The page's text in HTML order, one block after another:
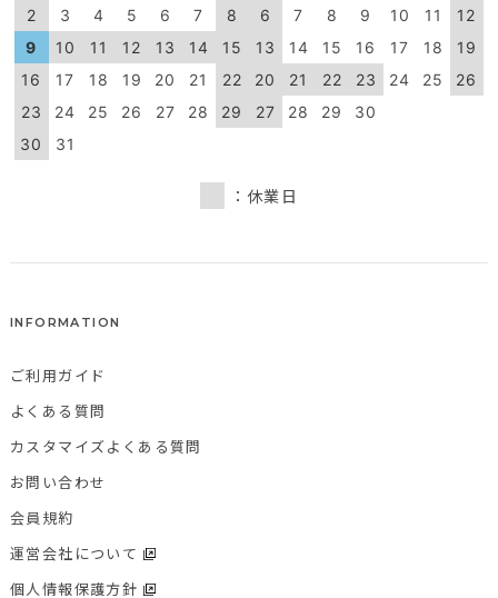
2
3 4 5 6 7
8
9
10 11 12 13 14
15
16
17 18 19 20 21
22
23
24 25 26 27 28
29
30
31
6
7 8 9 10 11
12
13
14 15 16 17 18
19
20
21 22 23 24 25
26
27
28 29 30
：休業日
INFORMATION
ご利用ガイド
よくある質問
カスタマイズよくある質問
お問い合わせ
会員規約
運営会社について
個人情報保護方針